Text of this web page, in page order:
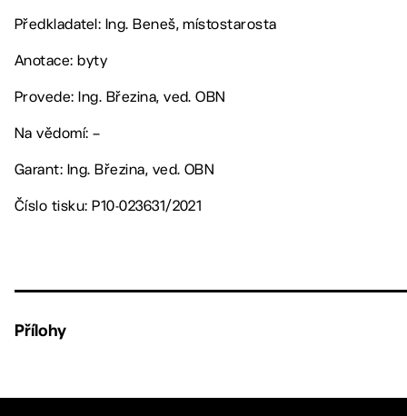
Předkladatel: Ing. Beneš, místostarosta
Anotace: byty
Provede: Ing. Březina, ved. OBN
Na vědomí: –
Garant: Ing. Březina, ved. OBN
Číslo tisku: P10-023631/2021
Přílohy